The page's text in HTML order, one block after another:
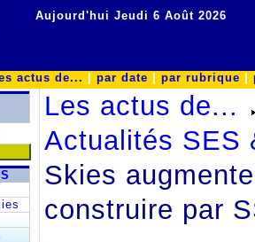
Aujourd'hui Jeudi 6 Août 2026
actus de... par date par rubrique
Les actus de...
Actualités SES
Skies
construire par